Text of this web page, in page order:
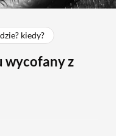
kiedy?
wycofany z